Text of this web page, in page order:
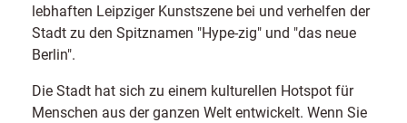
lebhaften Leipziger Kunstszene bei und verhelfen der
Stadt zu den Spitznamen "Hype-zig" und "das neue
Berlin".
Die Stadt hat sich zu einem kulturellen Hotspot für
Menschen aus der ganzen Welt entwickelt. Wenn Sie